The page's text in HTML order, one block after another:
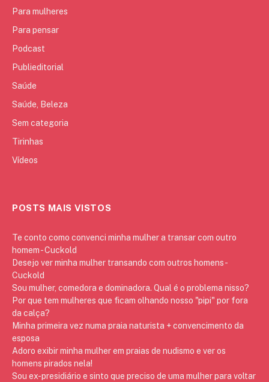
Para mulheres
Para pensar
Podcast
Publieditorial
Saúde
Saúde, Beleza
Sem categoria
Tirinhas
Vídeos
POSTS MAIS VISTOS
Te conto como convenci minha mulher a transar com outro
homem - Cuckold
Desejo ver minha mulher transando com outros homens -
Cuckold
Sou mulher, comedora e dominadora. Qual é o problema nisso?
Por que tem mulheres que ficam olhando nosso "pipi" por fora
da calça?
Minha primeira vez numa praia naturista + convencimento da
esposa
Adoro exibir minha mulher em praias de nudismo e ver os
homens pirados nela!
Sou ex-presidiário e sinto que preciso de uma mulher para voltar